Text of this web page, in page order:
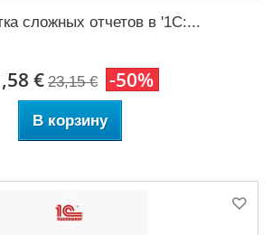
сложных отчетов в '1С:...
€ 23,15 € -50%
В корзину